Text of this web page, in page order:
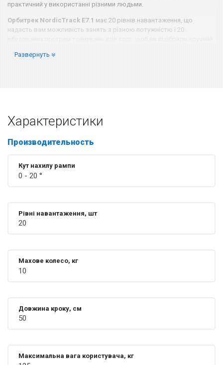
практичний у використанні різними людьми.
Орбитрек NordicTrack E7.1 має 20 рівнів навантаження, що
надасть вам можливість занять з різною потужністю і 20
нахилу рампи (від 0 до 20 градусів) і змінити амплітуду виконання
система з стереодинаміками, а також можливість підключення
Датчик Polar в комплект не входить!
Развернуть
Характеристики
Производительность
Кут нахилу рампи
0 - 20 °
Рівні навантаження, шт
20
Махове колесо, кг
10
Довжина кроку, см
50
Максимальна вага користувача, кг